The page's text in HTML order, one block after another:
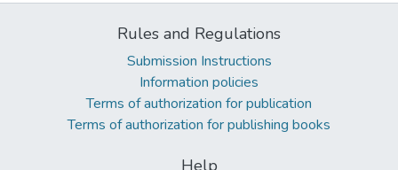
Rules and Regulations
Submission Instructions
Information policies
Terms of authorization for publication
Terms of authorization for publishing books
Help